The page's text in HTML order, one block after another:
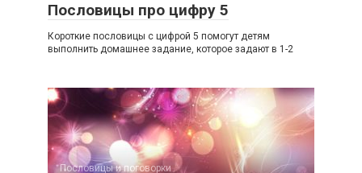
Пословицы про цифру 5
Короткие пословицы с цифрой 5 помогут детям
выполнить домашнее задание, которое задают в 1-2
Пословицы и поговорки